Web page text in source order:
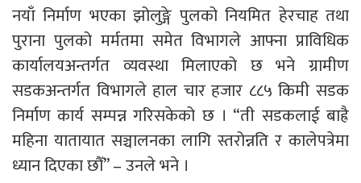
नयाँ निर्माण भएका झोलुङ्गे पुलको नियमित हेरचाह तथा
पुराना पुलको मर्मतमा समेत विभागले आफ्ना प्राविधिक
कार्यालयअन्तर्गत व्यवस्था मिलाएको छ भने ग्रामीण
सडकअन्तर्गत विभागले हाल चार हजार ८८५ किमी सडक
निर्माण कार्य सम्पन्न गरिसकेको छ । “ती सडकलाई बाह्रै
महिना यातायात सञ्चालनका लागि स्तरोन्नति र कालेपत्रेमा
ध्यान दिएका छौँ” – उनले भने ।